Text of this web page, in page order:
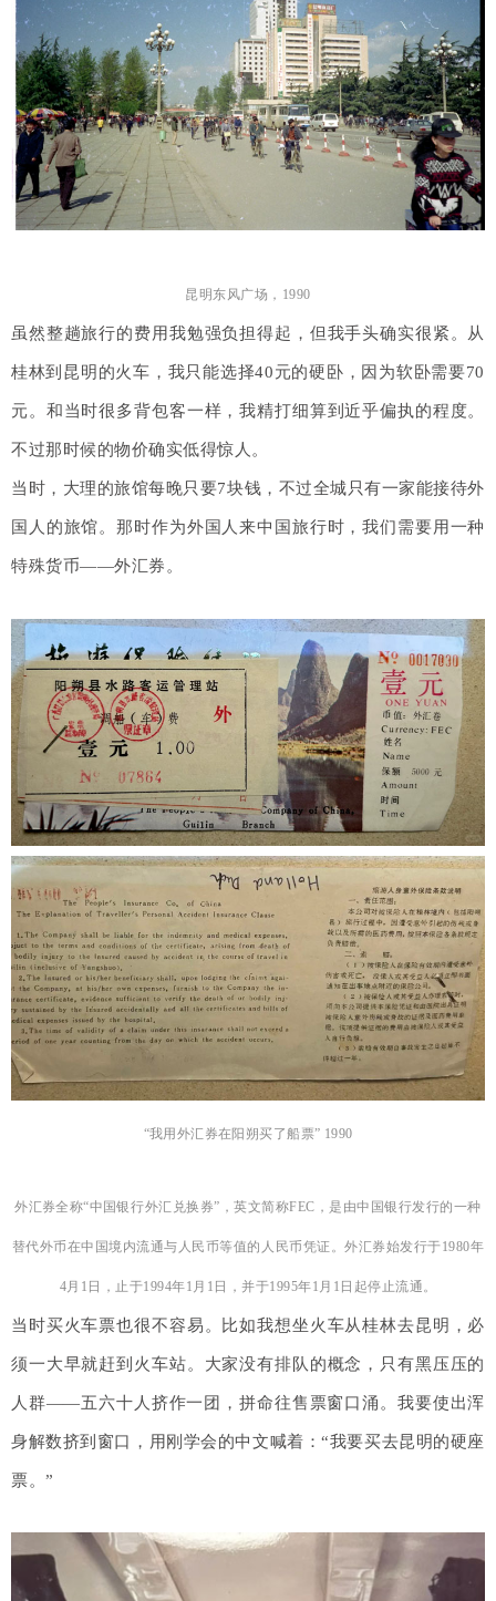
昆明东风广场，1990
虽然整趟旅行的费用我勉强负担得起，但我手头确实很紧。从
桂林到昆明的火车，我只能选择40元的硬卧，因为软卧需要70
元。和当时很多背包客一样，我精打细算到近乎偏执的程度。
不过那时候的物价确实低得惊人。
当时，大理的旅馆每晚只要7块钱，不过全城只有一家能接待外
国人的旅馆。那时作为外国人来中国旅行时，我们需要用一种
特殊货币——外汇券。
“我用外汇券在阳朔买了船票” 1990
外汇券全称“中国银行外汇兑换券”，英文简称FEC，是由中国银行发行的一种
替代外币在中国境内流通与人民币等值的人民币凭证。外汇券始发行于1980年
4月1日，止于1994年1月1日，并于1995年1月1日 起停止流通。
当时买火车票也很不容易。比如我想坐火车从桂林去昆明，必
须一大早就赶到火车站。大家没有排队的概念，只有黑压压的
人群——五六十人挤作一团，拼命往售票窗口涌。我要使出浑
身解数挤到窗口，用刚学会的中文喊着：“我要买去昆明的硬座
票。”